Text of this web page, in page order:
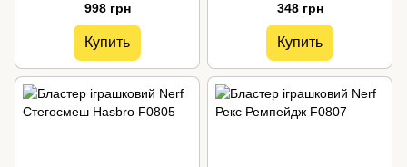
998 грн
Купить
348 грн
Купить